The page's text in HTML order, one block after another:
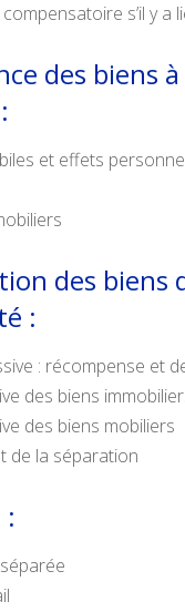
s’il y a
des biens
et effets
des biens
:
: récompense et
des biens
des biens mobiliers
de la séparation